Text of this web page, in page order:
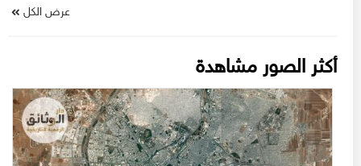
عرض الكل
أكثر الصور مشاهدة